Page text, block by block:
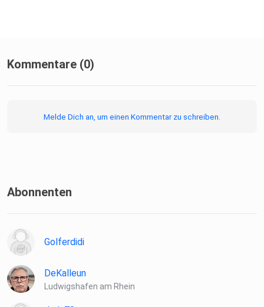
(05:06) Kapitel 2: Der letzte Tag
(15:58) Kapitel 5: Von Bolivien bis zur Antarktis
Kommentare (0)
Melde Dich an, um einen Kommentar zu schreiben.
Abonnenten
Golferdidi
DeKalleun
Ludwigshafen am Rhein